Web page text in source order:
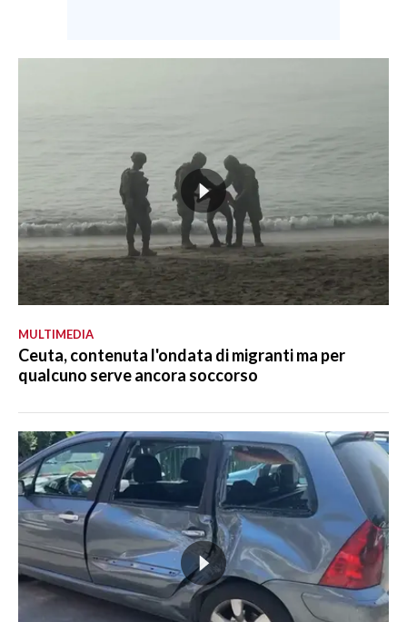
MULTIMEDIA
Ceuta, contenuta l'ondata di migranti ma per
qualcuno serve ancora soccorso